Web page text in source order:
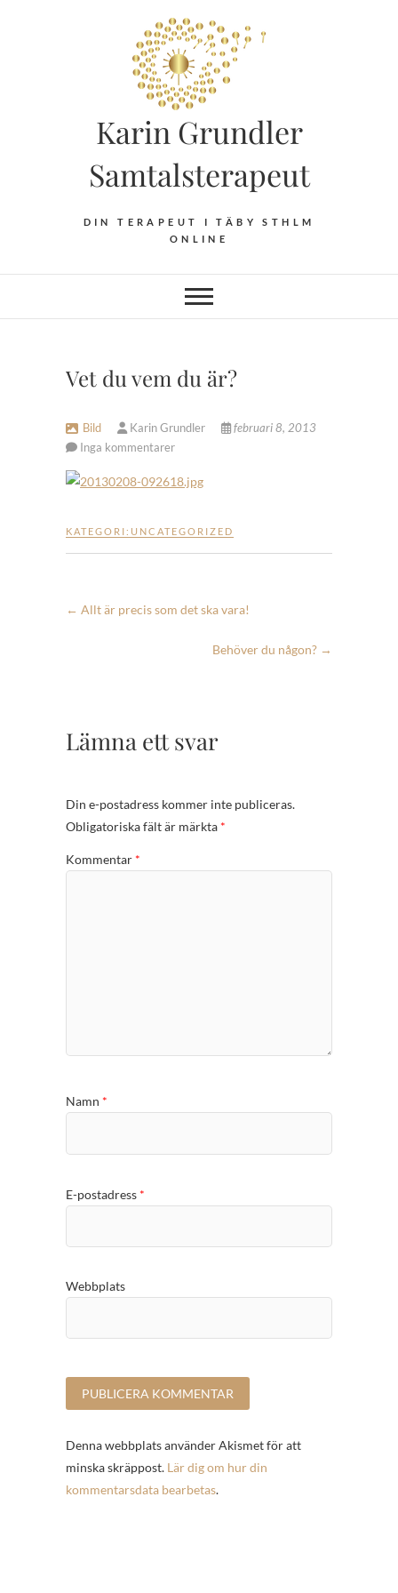
Karin Grundler
Samtalsterapeut
DIN TERAPEUT I TÄBY STHLM
ONLINE
Vet du vem du är?
Bild Karin Grundler
februari 8, 2013
Inga kommentarer
KATEGORI: UNCATEGORIZED
← Allt är precis som det ska vara!
Behöver du någon? →
Lämna ett svar
Din e-postadress kommer inte publiceras.
Obligatoriska fält är märkta *
Kommentar *
Namn *
E-postadress *
Webbplats
Denna webbplats använder Akismet för att
minska skräppost. Lär dig om hur din
kommentarsdata bearbetas.